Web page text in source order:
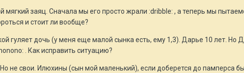
мягкий заяц. Сначала мы его просто жрали :dribble: , а теперь мы
и стоит ли вообще?
гуляет дочь (у меня еще малой сынка есть, ему 1,3). Дарье 10 лет. Но
. Как исправить ситуацию?
не свои. Илюхины (сын мой маленький), если доберется до памперса